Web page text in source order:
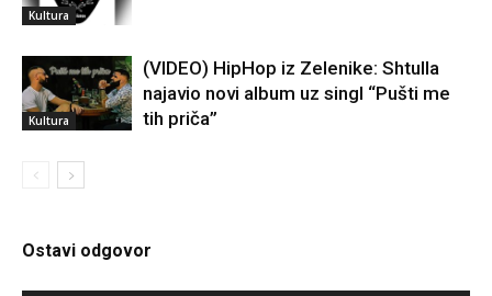
Kultura
Kultura
(VIDEO) HipHop iz Zelenike: Shtulla
najavio novi album uz singl “Pušti me
tih priča”
Ostavi odgovor